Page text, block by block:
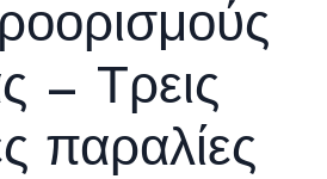
— Τρεις
παραλίες